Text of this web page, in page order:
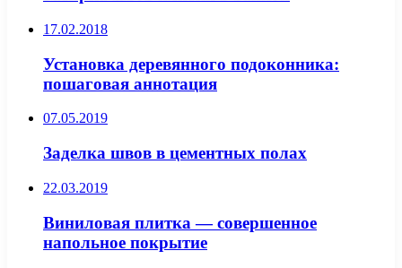
17.02.2018
Установка деревянного подоконника:
пошаговая аннотация
07.05.2019
Заделка швов в цементных полах
22.03.2019
Виниловая плитка — совершенное
напольное покрытие